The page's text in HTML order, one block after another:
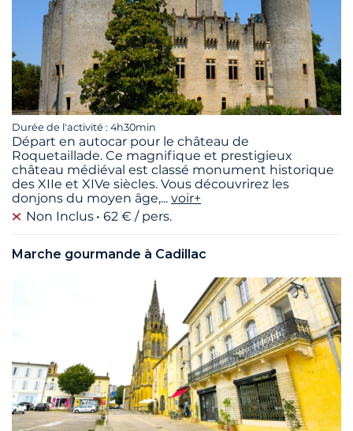
Durée de l'activité : 4h30min
Départ en autocar pour le château de
Roquetaillade. Ce magnifique et prestigieux
château médiéval est classé monument historique
des XIIe et XIVe siècles. Vous découvrirez les
donjons du moyen âge,... voir+
Non Inclus
62 € / pers.
Marche gourmande à Cadillac